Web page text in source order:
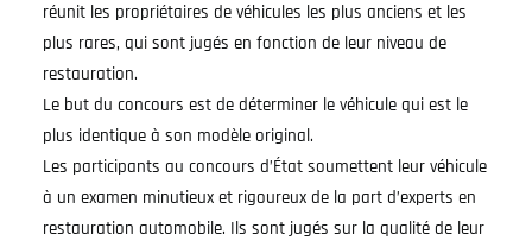
réunit les propriétaires de véhicules les plus anciens et les
plus rares, qui sont jugés en fonction de leur niveau de
restauration.
Le but du concours est de déterminer le véhicule qui est le
plus identique à son modèle original.
Les participants au concours d’État soumettent leur véhicule
à un examen minutieux et rigoureux de la part d’experts en
restauration automobile. Ils sont jugés sur la qualité de leur